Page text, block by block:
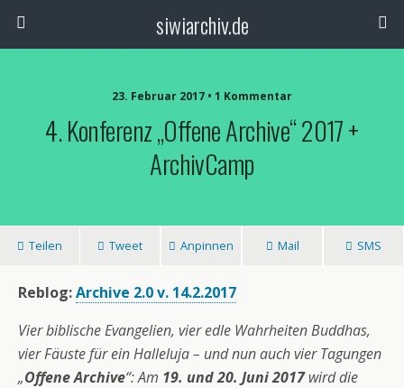
siwiarchiv.de
23. Februar 2017 • 1 Kommentar
4. Konferenz „Offene Archive“ 2017 +
ArchivCamp
Teilen Tweet Anpinnen Mail SMS
Reblog:Archive 2.0 v. 14.2.2017
Vier biblische Evangelien, vier edle Wahrheiten Buddhas,
vier Fäuste für ein Halleluja – und nun auch vier Tagungen
„Offene Archive“: Am 19. und 20. Juni 2017wird die